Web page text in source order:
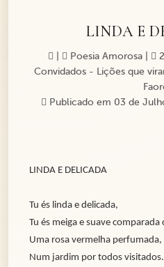
LINDA E
Poesia Amorosa|
Convidados - Lições que
Publicado em 03 de
LINDA E DELICADA
Tu és linda e delicada,
Tu és meiga e suave
Uma rosa vermelha perfumada,
Num jardim por todos visitados.